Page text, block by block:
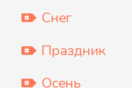
Снег
Праздник
Осень